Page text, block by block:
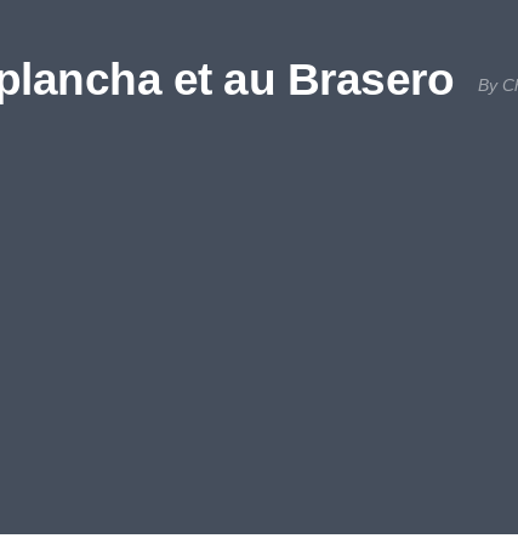
et au Brasero By